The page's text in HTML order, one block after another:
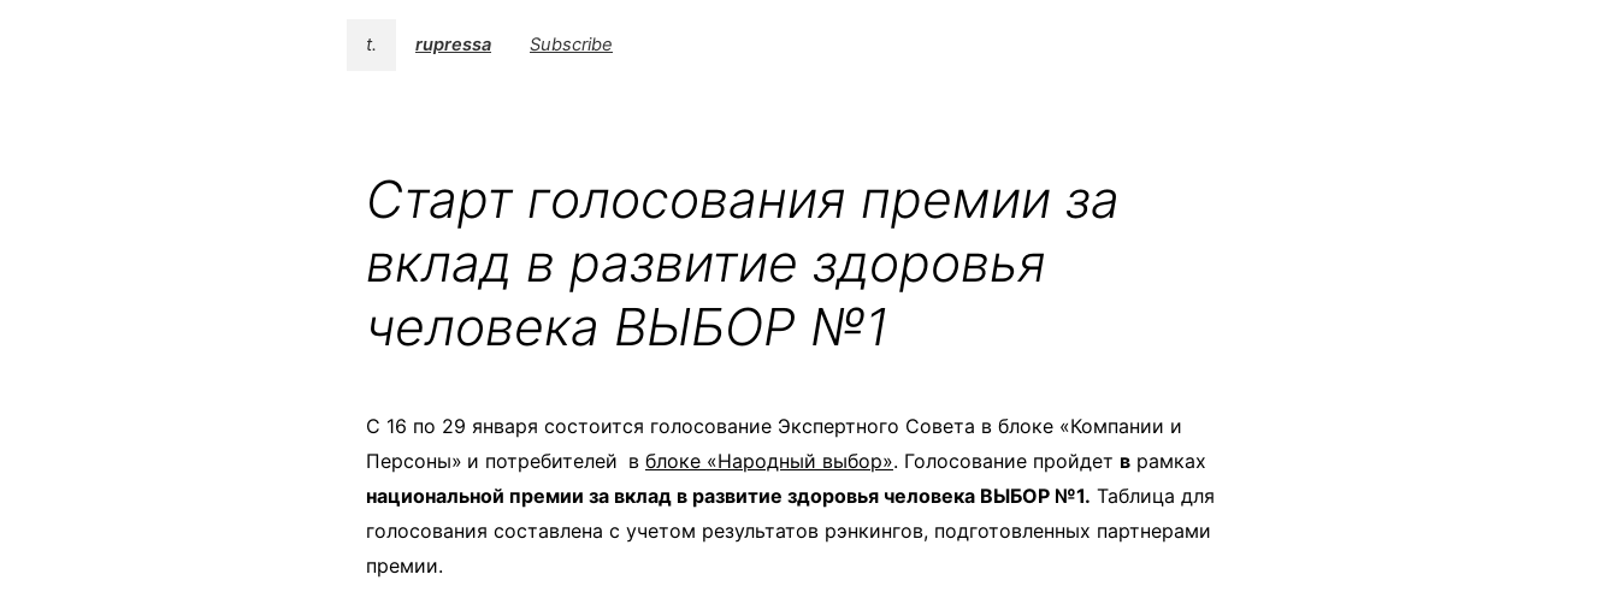
t. rupressa Subscribe
Старт голосования премии за
вклад в развитие здоровья
человека ВЫБОР №1
С 16 по 29 января состоится голосование Экспертного Совета в блоке «Компании и
Персоны» и потребителей в блоке «Народный выбор». Голосование пройдет в рамках
национальной премии за вклад в развитие здоровья человека ВЫБОР №1. Таблица для
голосования составлена с учетом результатов рэнкингов, подготовленных партнерами
премии.